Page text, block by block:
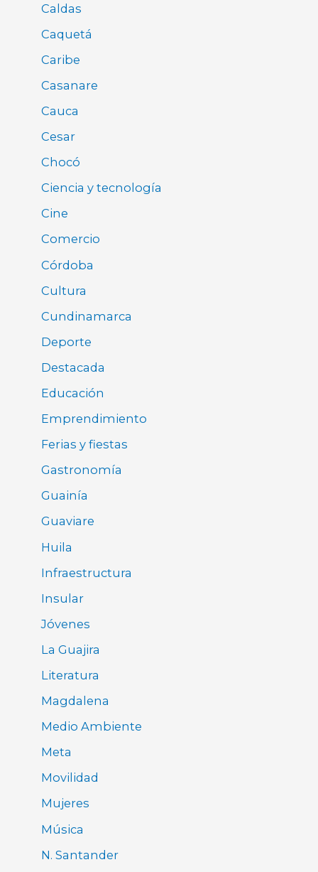
Caldas
Caquetá
Caribe
Casanare
Cauca
Cesar
Chocó
Ciencia y tecnología
Cine
Comercio
Córdoba
Cultura
Cundinamarca
Deporte
Destacada
Educación
Emprendimiento
Ferias y fiestas
Gastronomía
Guainía
Guaviare
Huila
Infraestructura
Insular
Jóvenes
La Guajira
Literatura
Magdalena
Medio Ambiente
Meta
Movilidad
Mujeres
Música
N. Santander